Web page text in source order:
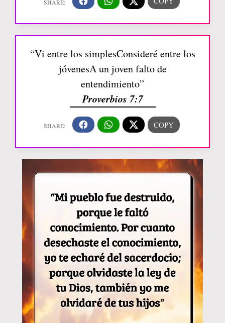
“Vi entre los simplesConsideré entre los
jóvenesA un joven falto de
entendimiento”
Proverbios 7:7